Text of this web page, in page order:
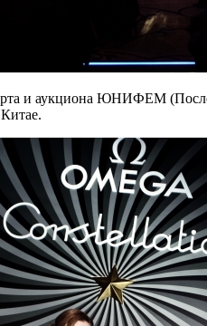
и аукциона ЮНИФЕМ